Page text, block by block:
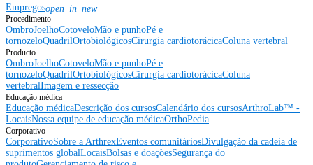
Empregosopen_in_new
Procedimento
OmbroJoelhoCotoveloMão e punhoPé e
tornozeloQuadrilOrtobiológicosCirurgia cardiotorácicaColuna vertebral
Producto
OmbroJoelhoCotoveloMão e punhoPé e
tornozeloQuadrilOrtobiológicosCirurgia cardiotorácicaColuna
vertebralImagem e ressecção
Educação médica
Educação médicaDescrição dos cursosCalendário dos cursosArthroLab™ -
LocaisNossa equipe de educação médicaOrthoPedia
Corporativo
CorporativoSobre a ArthrexEventos comunitáriosDivulgação da cadeia de
suprimentos globalLocaisBolsas e doaçõesSegurança do